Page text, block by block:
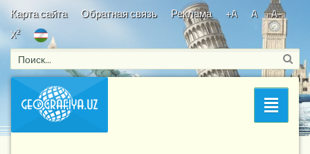
Карта сайта Обратная связь Реклама +A A
A-
X2
Bosh sahifa/Знаете ли Вы?